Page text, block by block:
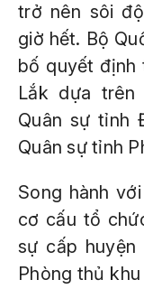
trở nên sôi
giờ hết. Bộ
bố quyết định
Lắk dựa
Quân sự tỉnh
Quân sự tỉnh
Song hành
cơ cấu tổ
sự cấp
Phòng thủ